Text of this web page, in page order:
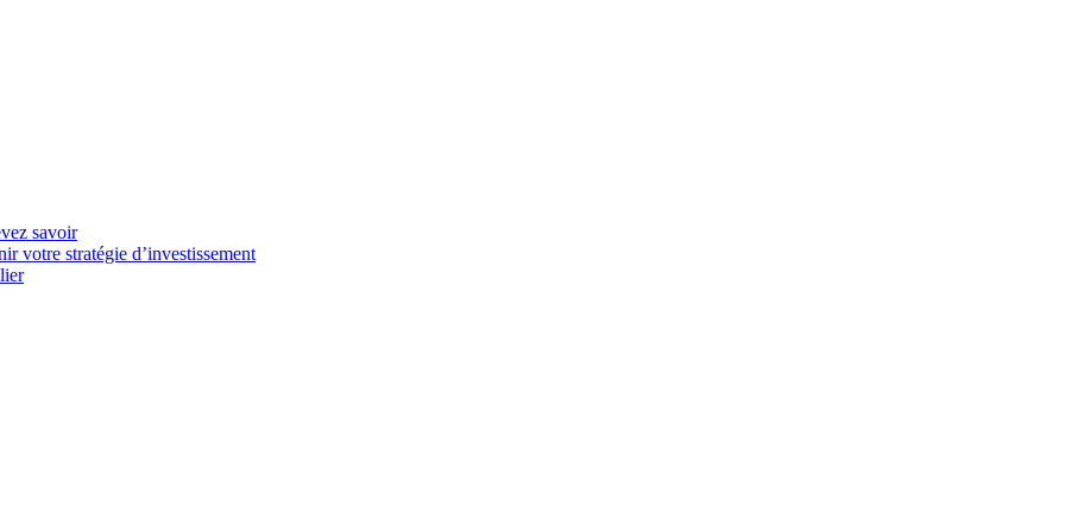
savoir
votre stratégie d’investissement